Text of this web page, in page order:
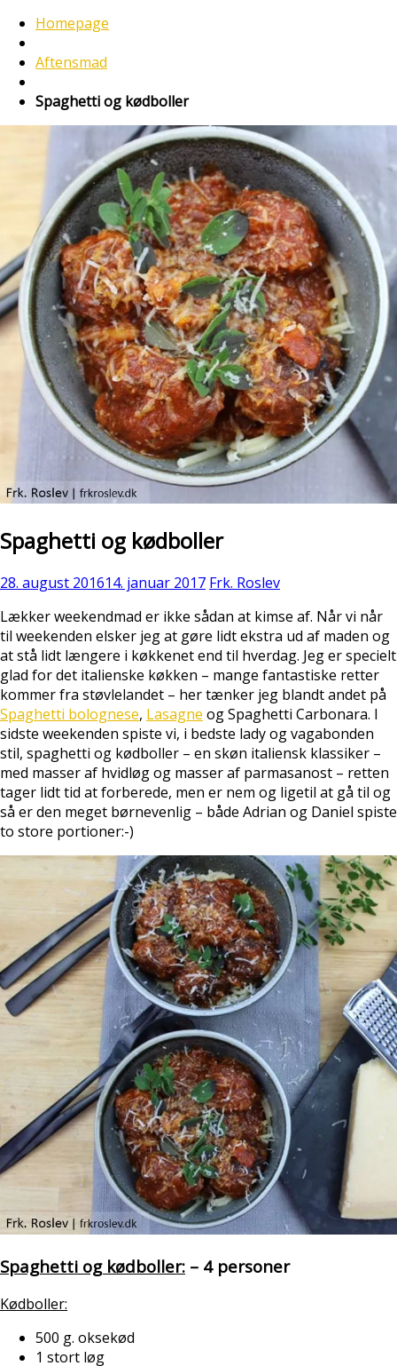
Homepage
Aftensmad
Spaghetti og kødboller
Spaghetti og kødboller
28. august 201614. januar 2017 Frk. Roslev
Lækker weekendmad er ikke sådan at kimse af. Når vi når
til weekenden elsker jeg at gøre lidt ekstra ud af maden og
at stå lidt længere i køkkenet end til hverdag. Jeg er specielt
glad for det italienske køkken – mange fantastiske retter
kommer fra støvlelandet – her tænker jeg blandt andet på
Spaghetti bolognese, Lasagne og Spaghetti Carbonara. I
sidste weekenden spiste vi, i bedste lady og vagabonden
stil, spaghetti og kødboller – en skøn italiensk klassiker –
med masser af hvidløg og masser af parmasanost – retten
tager lidt tid at forberede, men er nem og ligetil at gå til og
så er den meget børnevenlig – både Adrian og Daniel spiste
to store portioner:-)
Spaghetti og kødboller: – 4 personer
Kødboller:
500 g. oksekød
1 stort løg